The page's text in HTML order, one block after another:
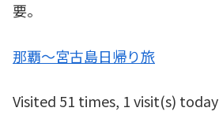
要。
那覇～宮古島日帰り旅
Visited 51 times, 1 visit(s) today